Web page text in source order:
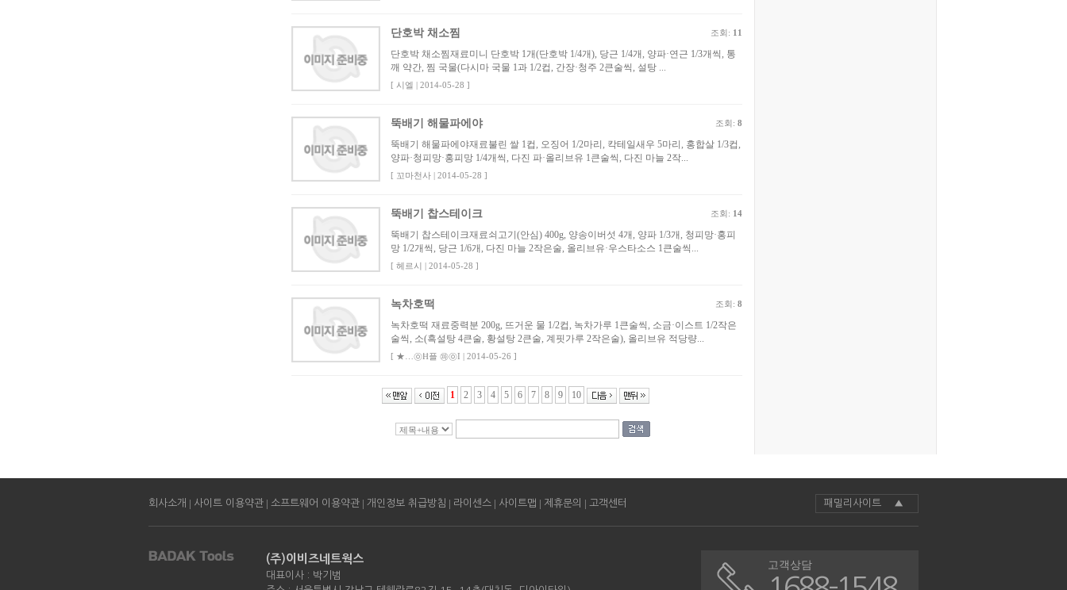
단호박 채소찜 조회: 11
단호박 채소찜재료미니 단호박 1개(단호박 1/4개), 당근 1/4개, 양파·연근 1/3개씩, 통
깨 약간, 찜 국물(다시마 국물 1과 1/2컵, 간장·청주 2큰술씩, 설탕 ...
[ 시엘 | 2014-05-28 ]
뚝배기 해물파에야 조회: 8
뚝배기 해물파에야재료불린 쌀 1컵, 오징어 1/2마리, 칵테일새우 5마리, 홍합살 1/3컵,
양파·청피망·홍피망 1/4개씩, 다진 파·올리브유 1큰술씩, 다진 마늘 2작...
[ 꼬마천사 | 2014-05-28 ]
뚝배기 찹스테이크 조회: 14
뚝배기 찹스테이크재료쇠고기(안심) 400g, 양송이버섯 4개, 양파 1/3개, 청피망·홍피
망 1/2개씩, 당근 1/6개, 다진 마늘 2작은술, 올리브유·우스타소스 1큰술씩...
[ 헤르시 | 2014-05-28 ]
녹차호떡 조회: 8
녹차호떡 재료중력분 200g, 뜨거운 물 1/2컵, 녹차가루 1큰술씩, 소금·이스트 1/2작은
술씩, 소(흑설탕 4큰술, 황설탕 2큰술, 계핏가루 2작은술), 올리브유 적당량...
[ ★…㉧Ħ플 ㉺㉧I | 2014-05-26 ]
1 2 3 4 5 6 7 8 9 10
회사소개 | 사이트 이용약관 | 소프트웨어 이용약관 | 개인정보 취급방침 | 라이센스 | 사이트맵 | 제휴문의 | 고객센터 패밀리사이트 ▲
(주)이비즈네트웍스
대표이사 : 박기범
고객상담